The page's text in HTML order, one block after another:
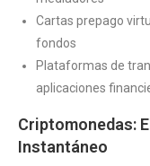
Cartas prepago
fondos
Plataformas de
aplicaciones
Criptomonedas:
Instantáneo